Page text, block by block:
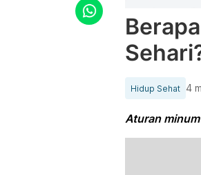
Hidup Sehat 4
Aturan